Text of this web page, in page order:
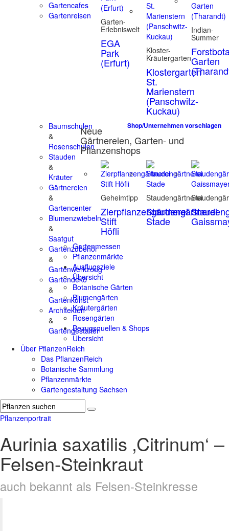
Gartencafes
Gartenreisen
Garten-
Erlebniswelt
EGA
Park
(Erfurt)
Kloster-
Kräutergarten
Klostergarten
St.
Marienstern
(Panschwitz-
Kuckau)
Indian-
Summer
Garten
Baumschulen
&
Rosenschulen
Stauden
&
Kräuter
Gärtnereien
&
Gartencenter
Blumenzwiebeln
&
Saatgut
Gartenzubehör
&
Gartenwerkzeug
Gartendeko
&
Gartenkunst
Architekten
&
Gartengestalter
Shop/Unternehmen vorschlagen
Neue
Gärtnereien, Garten- und
Pflanzenshops
Geheimtipp
Zierpflanzengärtnerei
Stift
Höfli
Staudengärtnerei
Staudengärtnerei
Stade
Gartenmessen
Pflanzenmärkte
Ausflugsziele
Übersicht
Botanische Gärten
Blumengärten
Kräutergärten
Rosengärten
Bezugsquellen & Shops
Übersicht
Über PflanzenReich
Das PflanzenReich
Botanische Sammlung
Pflanzenmärkte
Gartengestaltung Sachsen
Pflanzenportrait
Aurinia saxatilis ‚Citrinum‘ –
Felsen-Steinkraut
auch bekannt als Felsen-Steinkresse